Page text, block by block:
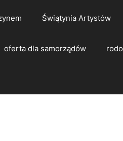
Świątynia Artystów
oferta dla samorządów rodo